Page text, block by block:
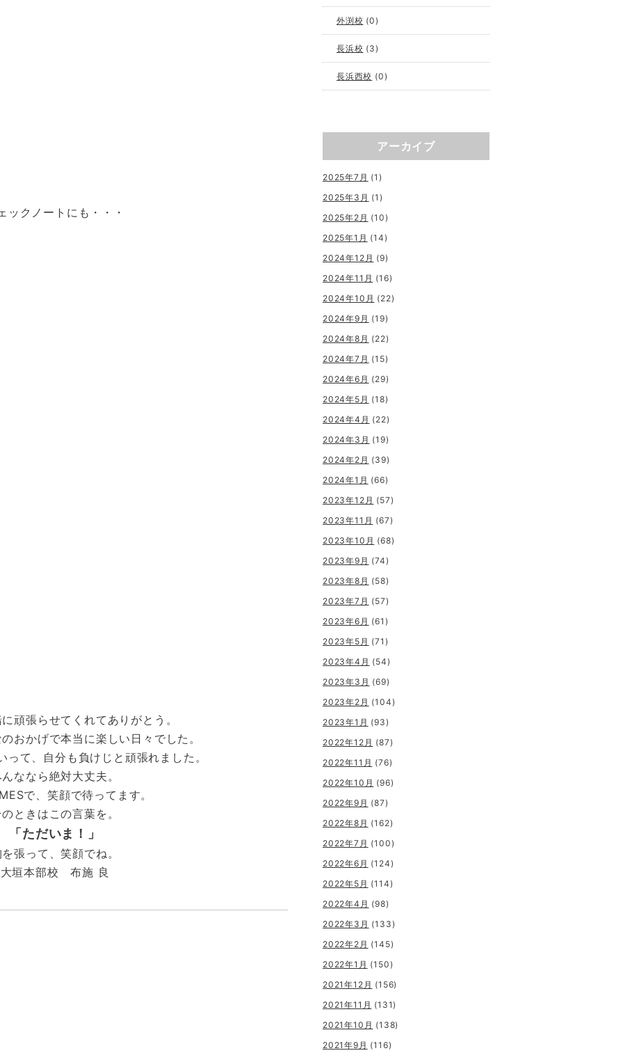
ックノートにも・・・
頑張らせてくれてありがとう。
おかげで本当に楽しい日々でした。
って、自分も負けじと頑張れました。
ななら絶対大丈夫。
で、笑顔で待ってます。
ときはこの言葉を。
「ただいま！」
張って、笑顔でね。
大垣本部校 布施 良
外渕校 (0)
長浜校 (3)
長浜西校 (0)
アーカイブ
2025年7月 (1)
2025年3月 (1)
2025年2月 (10)
2025年1月 (14)
2024年12月 (9)
2024年11月 (16)
2024年10月 (22)
2024年9月 (19)
2024年8月 (22)
2024年7月 (15)
2024年6月 (29)
2024年5月 (18)
2024年4月 (22)
2024年3月 (19)
2024年2月 (39)
2024年1月 (66)
2023年12月 (57)
2023年11月 (67)
2023年10月 (68)
2023年9月 (74)
2023年8月 (58)
2023年7月 (57)
2023年6月 (61)
2023年5月 (71)
2023年4月 (54)
2023年3月 (69)
2023年2月 (104)
2023年1月 (93)
2022年12月 (87)
2022年11月 (76)
2022年10月 (96)
2022年9月 (87)
2022年8月 (162)
2022年7月 (100)
2022年6月 (124)
2022年5月 (114)
2022年4月 (98)
2022年3月 (133)
2022年2月 (145)
2022年1月 (150)
2021年12月 (156)
2021年11月 (131)
2021年10月 (138)
2021年9月 (116)